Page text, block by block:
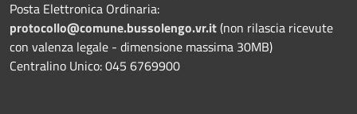
Posta Elettronica Ordinaria:
protocollo@comune.bussolengo.vr.it(non rilascia ricevute
con valenza legale - dimensione massima 30MB)
Centralino Unico: 045 6769900